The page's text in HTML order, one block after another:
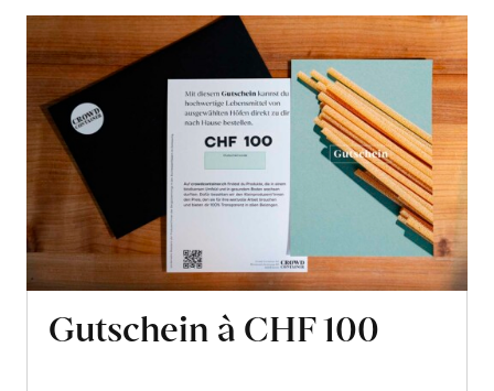
Gutschein à CHF 100